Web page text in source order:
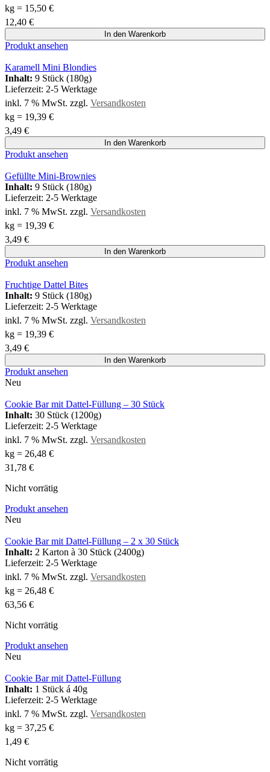
kg = 15,50 €
12,40 €
In den Warenkorb
Produkt ansehen
Karamell Mini Blondies
Inhalt: 9 Stück (180g)
Lieferzeit: 2-5 Werktage
inkl. 7 % MwSt. zzgl. Versandkosten
kg = 19,39 €
3,49 €
In den Warenkorb
Produkt ansehen
Gefüllte Mini-Brownies
Inhalt: 9 Stück (180g)
Lieferzeit: 2-5 Werktage
inkl. 7 % MwSt. zzgl. Versandkosten
kg = 19,39 €
3,49 €
In den Warenkorb
Produkt ansehen
Fruchtige Dattel Bites
Inhalt: 9 Stück (180g)
Lieferzeit: 2-5 Werktage
inkl. 7 % MwSt. zzgl. Versandkosten
kg = 19,39 €
3,49 €
In den Warenkorb
Produkt ansehen
Neu
Cookie Bar mit Dattel-Füllung – 30 Stück
Inhalt: 30 Stück (1200g)
Lieferzeit: 2-5 Werktage
inkl. 7 % MwSt. zzgl. Versandkosten
kg = 26,48 €
31,78 €
Nicht vorrätig
Produkt ansehen
Neu
Cookie Bar mit Dattel-Füllung – 2 x 30 Stück
Inhalt: 2 Karton à 30 Stück (2400g)
Lieferzeit: 2-5 Werktage
inkl. 7 % MwSt. zzgl. Versandkosten
kg = 26,48 €
63,56 €
Nicht vorrätig
Produkt ansehen
Neu
Cookie Bar mit Dattel-Füllung
Inhalt: 1 Stück á 40g
Lieferzeit: 2-5 Werktage
inkl. 7 % MwSt. zzgl. Versandkosten
kg = 37,25 €
1,49 €
Nicht vorrätig